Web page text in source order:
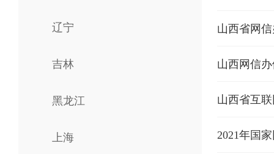
辽宁
吉林
黑龙江
上海
山西省网
山西网信
山西省互
2021年国